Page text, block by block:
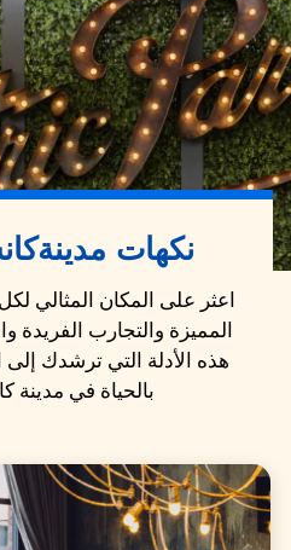
نكهات مدينة
اعثر على المكان المثالي
المميزة والتجارب الفريدة
هذه الأدلة التي ترشدك
بالحياة في